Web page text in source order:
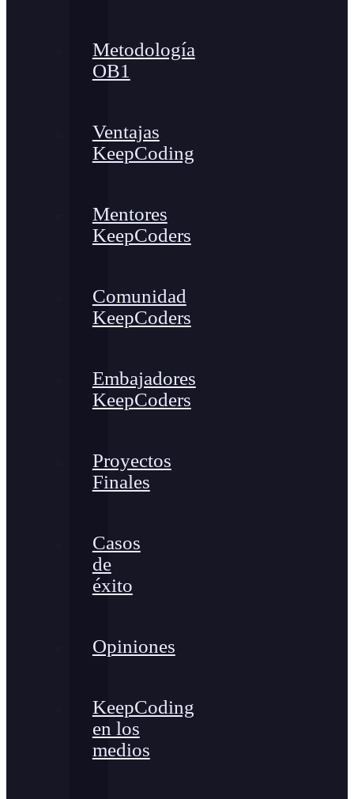
Metodología
OB1
Ventajas
KeepCoding
Mentores
KeepCoders
Comunidad
KeepCoders
Embajadores
KeepCoders
Proyectos
Finales
Casos
de
éxito
Opiniones
KeepCoding
en los
medios